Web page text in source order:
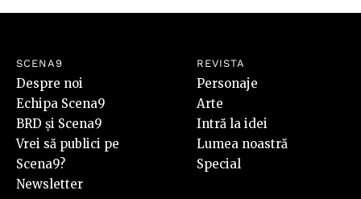
SCENA9
Despre noi
Echipa Scena9
BRD și Scena9
Vrei să publici pe
Scena9?
Newsletter
REVISTA
Personaje
Arte
Intră la idei
Lumea noastră
Special